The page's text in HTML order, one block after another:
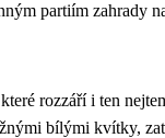
partiím zahrady
rozzáří i ten
bílými kvítky,